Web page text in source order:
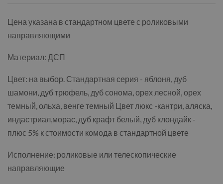
Цена указана в стандартном цвете с роликовыми
направляющими
Материал: ДСП
Цвет: на выбор. Стандартная серия - яблоня, дуб
шамони, дуб трюфель, дуб сонома, орех лесной, орех
темный, ольха, венге темный Цвет люкс -кантри, аляска,
индастриал,морас, дуб крафт белый, дуб клондайк -
плюс 5% к стоимости комода в стандартной цвете
Исполнение: роликовые или телескопические
направляющие